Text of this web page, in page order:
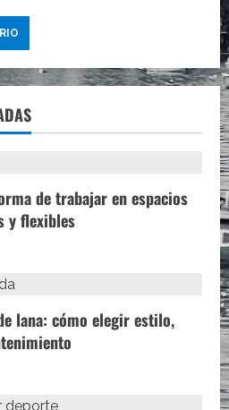
de trabajar en espacios
y flexibles
lana: cómo elegir estilo,